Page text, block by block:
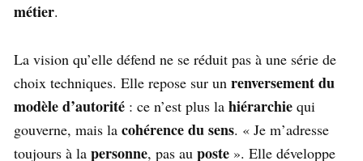
métier.
La vision qu’elle défend ne se réduit pas à une série de
choix techniques. Elle repose sur un renversement du
modèle d’autorité : ce n’est plus la hiérarchie qui
gouverne, mais la cohérence du sens. « Je m’adresse
toujours à la personne, pas au poste ». Elle développe